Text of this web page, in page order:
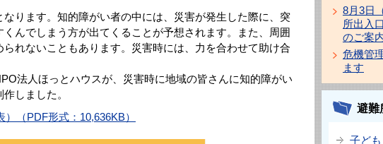
ります。知的障がい者の中には、災害が発生した際に、突
んでしまう方が出てくることが予想されます。また、周囲
れないこともあります。災害時には、力を合わせて助け合
法人ほっとハウスが、災害時に地域の皆さんに知的障がい
しました。
（PDF形式：10,636KB）
8月3日
所出入
のご案
危機管
ます
避難
子ど